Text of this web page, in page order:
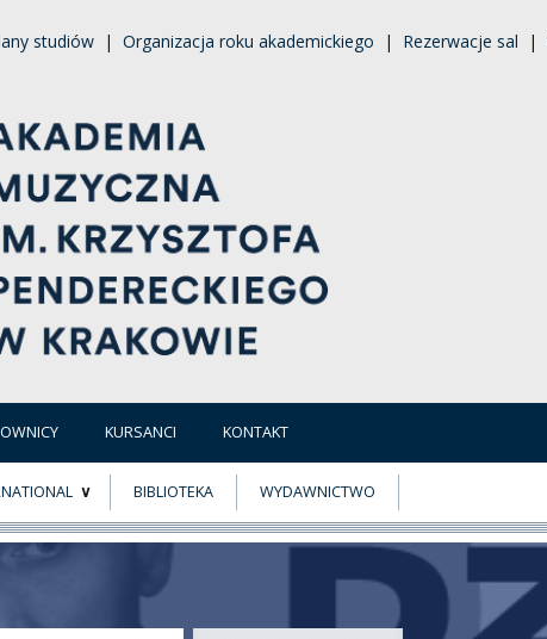
studiów | Organizacja roku akademickiego | Rezerwacje sal |
KURSANCI KONTAKT
BIBLIOTEKA WYDAWNICTWO